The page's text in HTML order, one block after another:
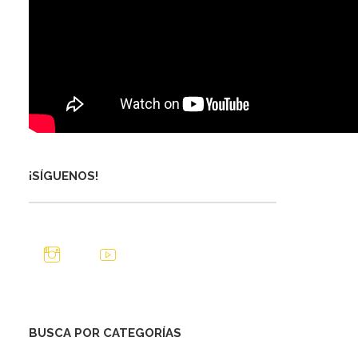
¡SÍGUENOS!
BUSCA POR CATEGORÍAS